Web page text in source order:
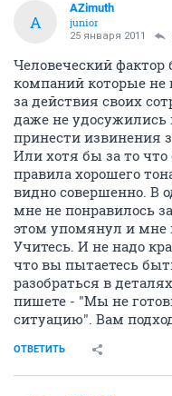
A
AZimuth
junior
25 января 2011
Человеческий фактор
компаний которые не
за действия своих
даже не удосужились
принести извинения
Или хотя бы за то
правила хорошего
видно совершенно. В
мне не понравилось
этом упомянул и мне
Учитесь. И не надо
что вы пытаетесь
разобраться в
пишете - "Мы не
ситуацию". Вам
ОТВЕТИТЬ